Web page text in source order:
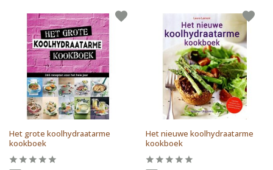
Het grote koolhydraatarme
kookboek
Het nieuwe koolhydraatarme
kookboek